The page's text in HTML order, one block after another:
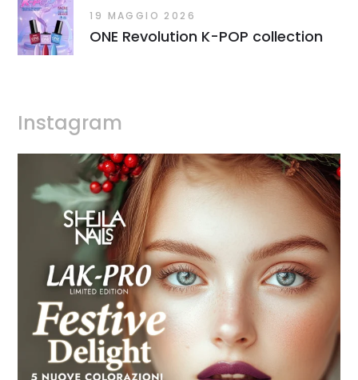
19 MAGGIO 2026
ONE Revolution K-POP collection
Instagram